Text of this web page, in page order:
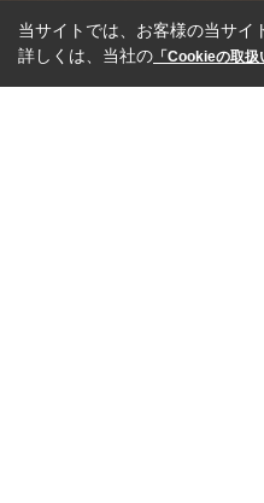
当サイトでは、お客様の当サイ
詳しくは、当社の 「Cookieの取扱